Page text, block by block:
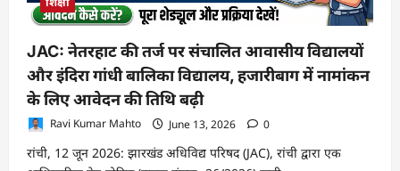
JAC: नेतरहाट की तर्ज पर संचालित आवासीय विद्यालयों
और इंदिरा गांधी बालिका विद्यालय, हजारीबाग में नामांकन
के लिए आवेदन की तिथि बढ़ी
Ravi Kumar Mahto June 13, 2026 0
रांची, 12 जून 2026: झारखंड अधिविद्य परिषद (JAC), रांची द्वारा एक